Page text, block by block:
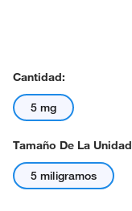
Cantidad:
5 mg
Tamaño De La
5 miligramos